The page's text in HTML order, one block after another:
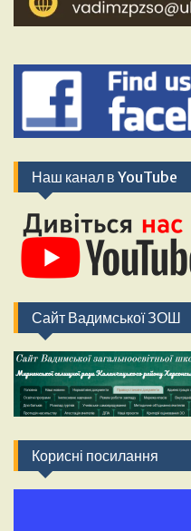
Наш канал в YouTube
Сайт Вадимської ЗОШ
Корисні посилання